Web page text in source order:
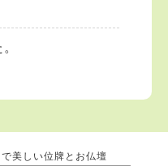
美しい位牌とお仏壇